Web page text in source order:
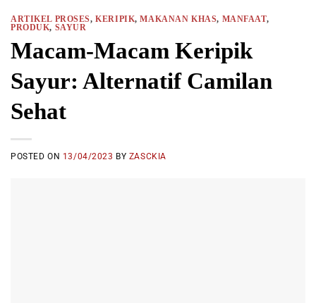
ARTIKEL PROSES,KERIPIK,MAKANAN KHAS, MANFAAT,
PRODUK, SAYUR
Macam-Macam Keripik
Sayur: Alternatif Camilan
Sehat
POSTED ON 13/04/2023 BY ZASCKIA